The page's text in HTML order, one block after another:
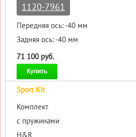
1120-7961
Передняя ось: -40 мм
Задняя ось: -40 мм
71 100 руб.
Купить
Sport Kit
Комплект
с пружинами
H&R